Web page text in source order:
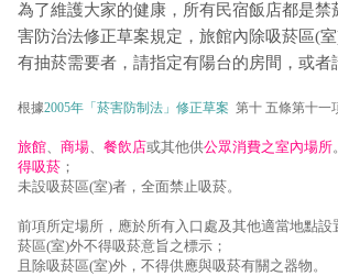
為了維護大家的健康，所有民宿飯店都是禁
害防治法修正草案規定，旅館內除吸菸區(
有抽菸需要者，請指定有陽台的房間，或者
根據2005年「菸害防制法」修正草案 第十 五條第十一
旅館、 商場、 餐飲店或其他供公眾消費之室內場所
得吸菸 ；
未設吸菸區(室)者，全面禁止吸菸。
前項所定場所，應於所有入口處及其他適當地點設
菸區(室)外不得吸菸意旨之標示；
且除吸菸區(室)外，不得供應與吸菸有關之器物。